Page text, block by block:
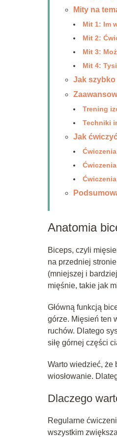
Mity na
Mit 1: Im
Mit 2:
Mit 3:
Mit 4:
Jak
Trening
Techniki
Jak
Anatomia
Biceps, czyli
na przedniej
(mniejszej i
mięśnie, takie jak
Główną funkcją
górze. Mięsień ten
ruchów. Dlatego
siłę górnej części
Warto wiedzieć, że
wiosłowanie.
Dlaczego
Regularne
wszystkim